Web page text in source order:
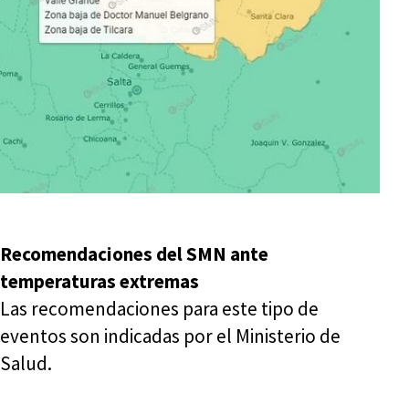
Recomendaciones del SMN ante
temperaturas extremas
Las recomendaciones para este tipo de
eventos son indicadas por el Ministerio de
Salud.